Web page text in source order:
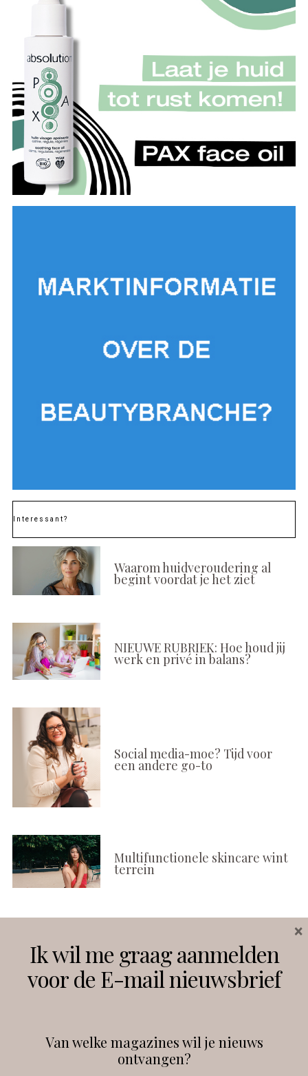
Interessant?
Waarom huidveroudering al
begint voordat je het ziet
NIEUWE RUBRIEK: Hoe houd jij
werk en privé in balans?
Social media-moe? Tijd voor
een andere go-to
Multifunctionele skincare wint
terrein
Instagram Facebook
debeautyprofessional
Ik wil me graag aanmelden
voor de E-mail nieuwsbrief
Van welke magazines wil je nieuws
ontvangen?
×